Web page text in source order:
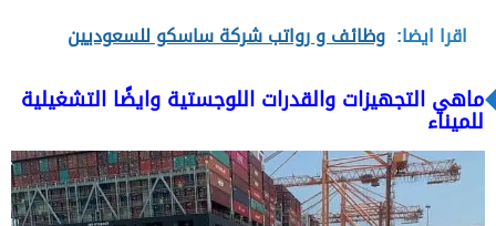
اقرا ايضا: وظائف و رواتب شركة ساسكو للسعوديين
ماهي التجهيزات والقدرات اللوجستية وايضًا التشغيلية
للميناء